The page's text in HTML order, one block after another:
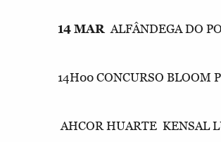
14 MAR ALFÂNDEGA DO
14H00 CONCURSO BLOOM
AHCOR HUARTE KENSAL